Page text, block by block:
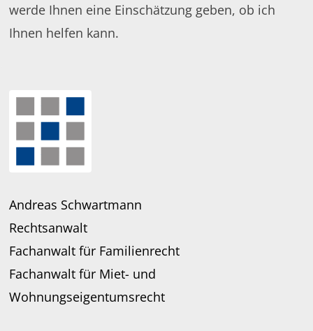
werde Ihnen eine Einschätzung geben, ob ich
Ihnen helfen kann.
Andreas Schwartmann
Rechtsanwalt
Fachanwalt für Familienrecht
Fachanwalt für Miet- und
Wohnungseigentumsrecht